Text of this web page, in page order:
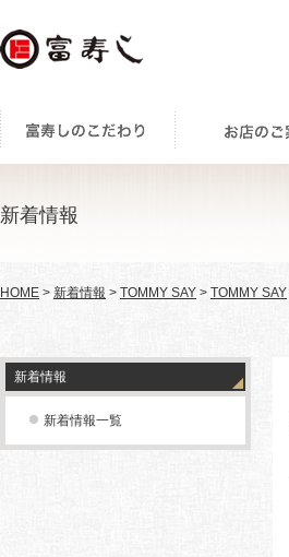
新着情報
HOME > 新着情報 > TOMMY SAY > TOMMY SAY
新着情報
新着情報一覧